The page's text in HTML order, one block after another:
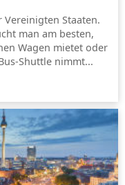
Vereinigten Staaten.
man am besten,
Wagen mietet oder
Shuttle nimmt...